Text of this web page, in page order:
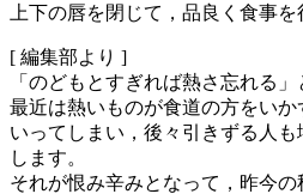
上下の唇を閉じて，品良く食事を
[ 編集部より ]
「のどもとすぎれば熱さ忘れる
最近は熱いものが食道の方をいか
いってしまい，後々引きずる人
します。
それが恨み辛みとなって，昨今の